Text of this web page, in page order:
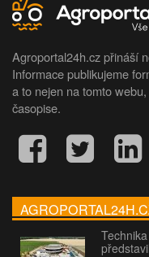
Agroportal24h.cz přináší
Informace publikujeme
a to nejen na tomto
časopise.